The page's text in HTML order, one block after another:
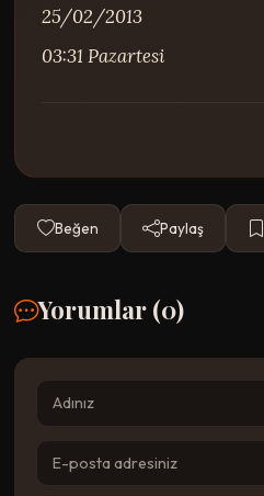
25/02/2013
03:31 Pazartesi
Beğen Paylaş
Yorumlar (0)